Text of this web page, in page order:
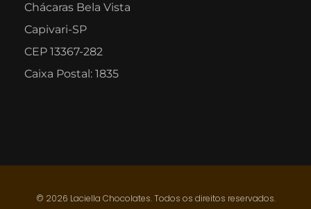
Chácaras Bela Vista
Capivari-SP
CEP 13367-282
Caixa Postal: 1835
© 2026 Laciella Chocolates. Todos os direitos reservados.